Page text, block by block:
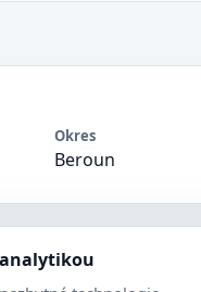
Okres
Beroun